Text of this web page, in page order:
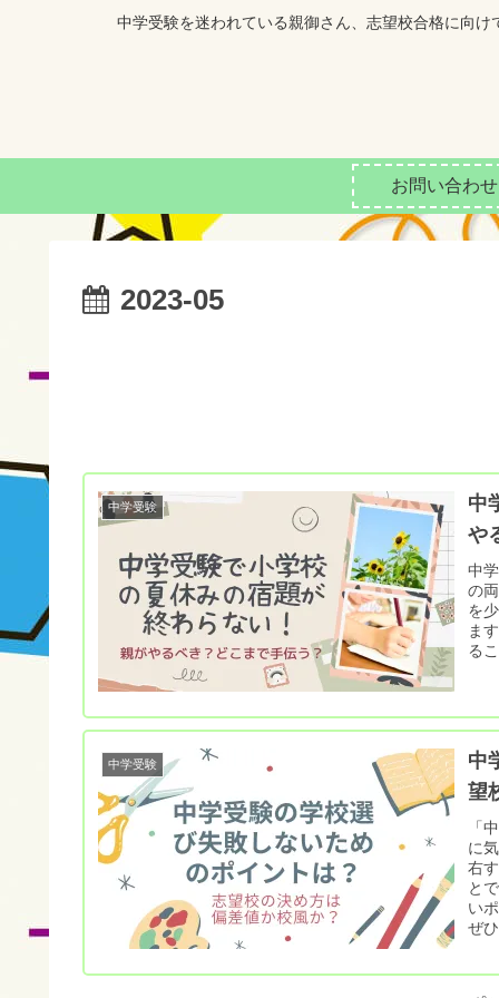
中学受験を迷われている親御さん、志望校合格に向
お問い合わせ
2023-05
中学受験
中
や
中
の
を
ま
る
中学受験
中
望
「
に
右
と
い
ぜ